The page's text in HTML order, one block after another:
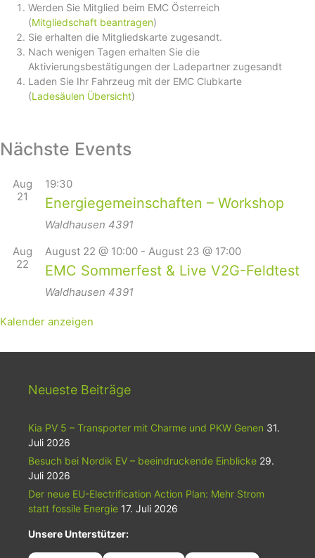
Werden Sie Mitglied beim EMC Österreich
(Mitgliedschaft beantragen)
Sie erhalten die Mitgliedskarte zugesandt.
Nach wenigen Tagen erhalten Sie die
Aktivierungsbestätigungen der Ladepartner zugesandt
Laden Sie Ihr Fahrzeug mit der EMC Clubkarte
(Ladesäulen Übersicht)
Nächste Events
Aug
21
19:30
Energiegemeinschaften – Workshop
Waldhausen 4391
Aug
22
August 22 @ 10:00 - August 23 @ 17:00
EMC Sommerfest & Live V2G-Feldtest
Waldhausen 4391
Kalender anzeigen
Neueste Beiträge
Kia PV 5 – Transporter mit Charme und PKW Genen 31.
Juli 2026
Besuch bei Nordik EV – beeindruckende Einblicke 29.
Juli 2026
Der neue EU-Electrification Action Plan: Mehr Strom
statt fossile Energie 17. Juli 2026
Unsere Unterstützer: